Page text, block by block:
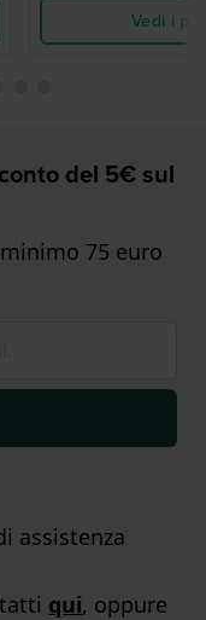
Vedi i
del 5€ sul
75 euro
assistenza
qui, oppure